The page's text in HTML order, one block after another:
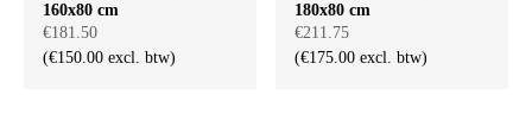
160x80 cm
€181.50
(€150.00 excl. btw)
180x80 cm
€211.75
(€175.00 excl. btw)